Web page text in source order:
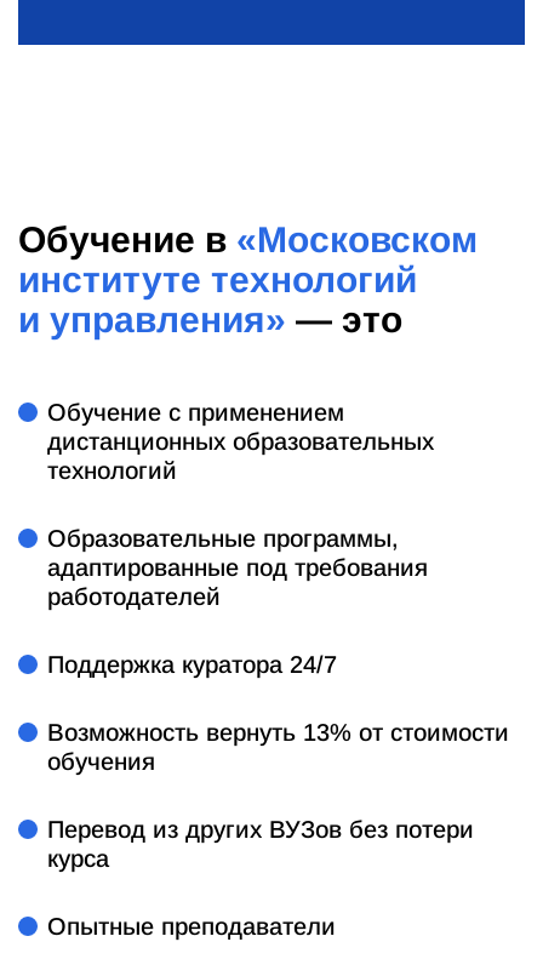
Обучение в «Московском
институте технологий
и управления» — это
Обучение с применением
дистанционных образовательных
технологий
Образовательные программы,
адаптированные под требования
работодателей
Поддержка куратора 24/7
Возможность вернуть 13% от стоимости
обучения
Перевод из других ВУЗов без потери
курса
Опытные преподаватели